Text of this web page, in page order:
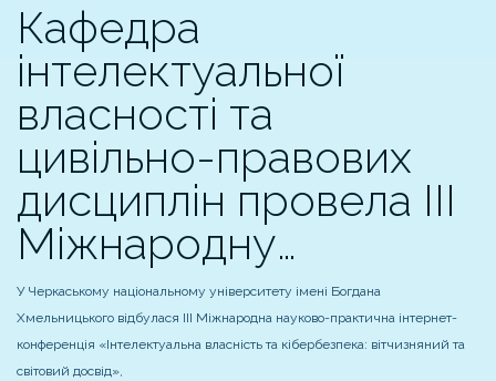
Кафедра
інтелектуальної
власності та
цивільно-правових
дисциплін провела IІІ
Міжнародну…
У Черкаському національному університету імені Богдана
Хмельницького відбулася IІІ Міжнародна науково-практична інтернет-
конференція «Інтелектуальна власність та кібербезпека: вітчизняний та
світовий досвід»,